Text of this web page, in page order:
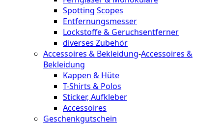
Spotting Scopes
Entfernungsmesser
Lockstoffe & Geruchsentferner
diverses Zubehör
Accessoires & Bekleidung-Accessoires &
Bekleidung
Kappen & Hüte
T-Shirts & Polos
Sticker, Aufkleber
Accessoires
Geschenkgutschein